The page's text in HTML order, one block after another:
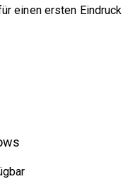
einen ersten Eindruck